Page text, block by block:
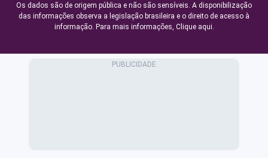
Os dados são de origem pública e não são sensíveis. A disponibilização
das informações observa a legislação brasileira e o direito de acesso à
informação. Para mais informações, Clique aqui.